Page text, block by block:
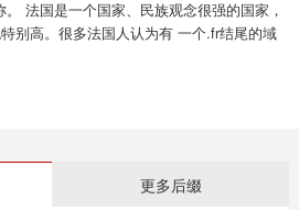
法国是一个国家、民族观念很强的国家，
别高。很多法国人认为有 一个.fr结尾的域
更多后缀